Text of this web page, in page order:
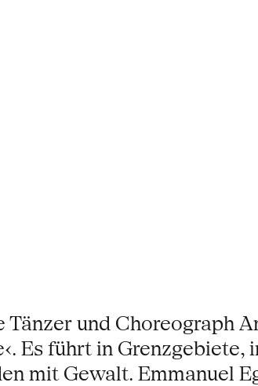
Tänzer und Choreograph
Es führt in Grenzgebiete,
mit Gewalt. Emmanuel